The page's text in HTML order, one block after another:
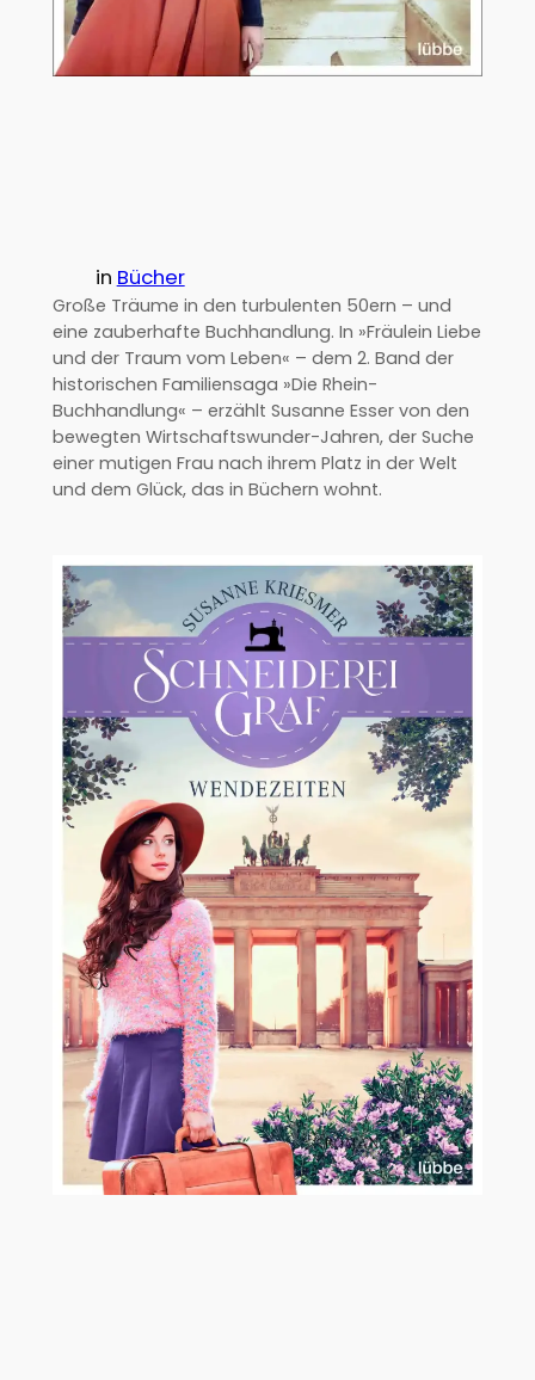
in Bücher
Große Träume in den turbulenten 50ern – und
eine zauberhafte Buchhandlung. In »Fräulein Liebe
und der Traum vom Leben« – dem 2. Band der
historischen Familiensaga »Die Rhein-
Buchhandlung« – erzählt Susanne Esser von den
bewegten Wirtschaftswunder-Jahren, der Suche
einer mutigen Frau nach ihrem Platz in der Welt
und dem Glück, das in Büchern wohnt.